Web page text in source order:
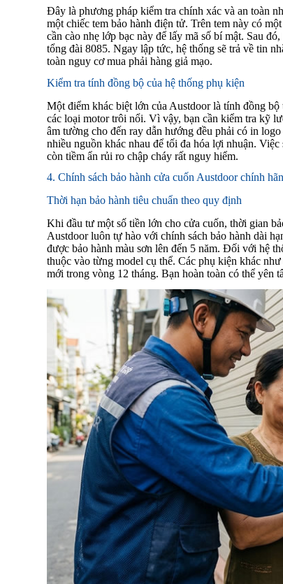
Đây là phương pháp kiểm tra chính xác và an toàn
một chiếc tem bảo hành điện tử. Trên tem này có
cần cào nhẹ lớp bạc này để lấy mã số bí mật. Sau
tổng đài 8085. Ngay lập tức, hệ thống sẽ trả về tin
toàn nguy cơ mua phải hàng giả mạo.
Kiểm tra tính đồng bộ của hệ thống phụ kiện
Một điểm khác biệt lớn của Austdoor là tính đồng
các loại motor trôi nổi. Vì vậy, bạn cần kiểm tra kỹ
âm tường cho đến ray dẫn hướng đều phải có in
nhiều nguồn khác nhau để tối đa hóa lợi nhuận.
còn tiềm ẩn rủi ro chập cháy rất nguy hiểm.
4. Chính sách bảo hành cửa cuốn Austdoor chính
Thời hạn bảo hành tiêu chuẩn theo quy định
Khi đầu tư một số tiền lớn cho cửa cuốn, thời gian
Austdoor luôn tự hào với chính sách bảo hành dài
được bảo hành màu sơn lên đến 5 năm. Đối với hệ
thuộc vào từng model cụ thể. Các phụ kiện khác
mới trong vòng 12 tháng. Bạn hoàn toàn có thể yên